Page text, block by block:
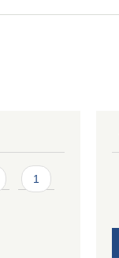
1